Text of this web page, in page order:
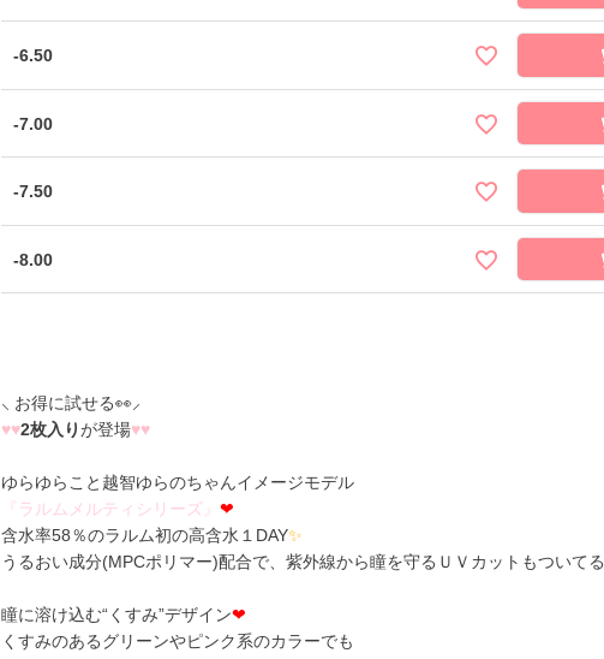
-6.50
-7.00
-7.50
-8.00
⸜ お得に試せる👀⸝
♥♥2枚入りが登場♥♥
ゆらゆらこと越智ゆらのちゃんイメージモデル
ラルム メ ルテ ィ シ リ ーズ』 ❤
含水率58％のラルム初の高含水１DAY✨
うるおい成分(MPCポリマー)配合で、紫外線から瞳を守るＵＶカットもついてる
瞳に溶け込む“くすみ”デザイン❤
くすみのあるグリーンやピンク系のカラーでも